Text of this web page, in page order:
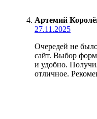
Артемий
27.11.2025
Очередей не
сайт. Выбор
и удобно.
отличное.